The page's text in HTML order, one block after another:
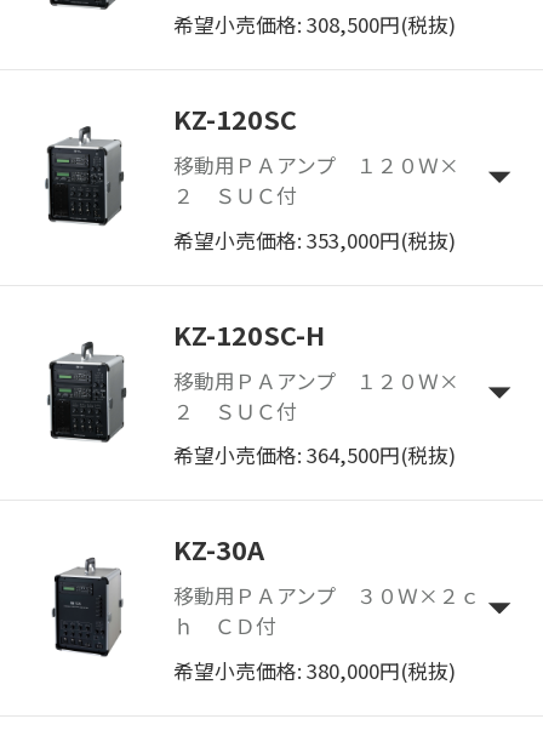
希望小売価格: 308,500円(税抜)
KZ-120SC
移動用ＰＡアンプ １２０Ｗ×
２ ＳＵＣ付
希望小売価格: 353,000円(税抜)
KZ-120SC-H
移動用ＰＡアンプ １２０Ｗ×
２ ＳＵＣ付
希望小売価格: 364,500円(税抜)
KZ-30A
移動用ＰＡアンプ ３０Ｗ×２ｃ
ｈ ＣＤ付
希望小売価格: 380,000円(税抜)